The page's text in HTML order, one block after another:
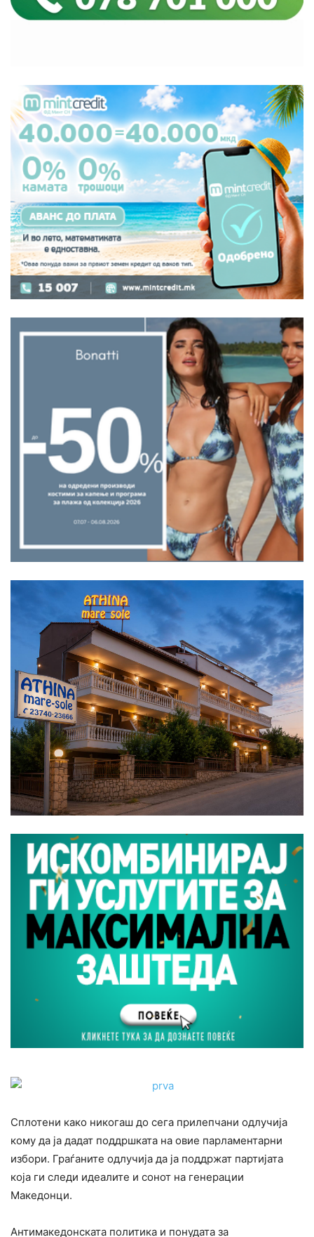
Сплотени како никогаш до сега прилепчани одлучија
кому да ја дадат поддршката на овие парламентарни
избори. Граѓаните одлучија да ја поддржат партијата
која ги следи идеалите и сонот на генерации
Македонци.
Антимакедонската политика и понудата за